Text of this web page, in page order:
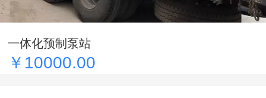
一体化预制泵站
￥10000.00